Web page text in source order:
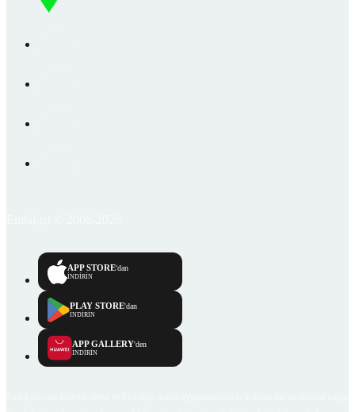
APP STORE'dan
İNDİRİN
PLAY STORE'dan
İNDİRİN
APP GALLERY'den
İNDİRİN